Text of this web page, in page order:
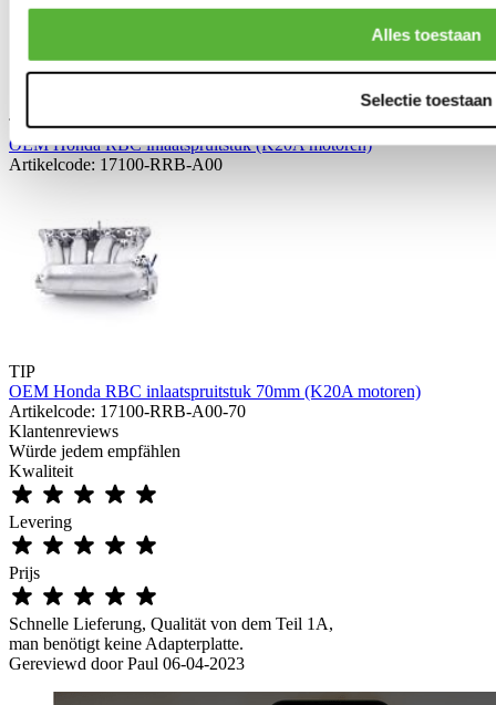
Alles toestaan
Selectie toestaan
TIP
OEM Honda RBC inlaatspruitstuk (K20A motoren)
Artikelcode: 17100-RRB-A00
TIP
OEM Honda RBC inlaatspruitstuk 70mm (K20A motoren)
Artikelcode: 17100-RRB-A00-70
Klantenreviews
Würde jedem empfählen
Kwaliteit
Levering
Prijs
Schnelle Lieferung, Qualität von dem Teil 1A,
man benötigt keine Adapterplatte.
Gereviewd door Paul 06-04-2023